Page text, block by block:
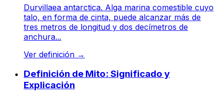
Durvillaea antarctica. Alga marina comestible cuyo
talo, en forma de cinta, puede alcanzar más de
tres metros de longitud y dos decímetros de
anchura...
Ver definición →
Definición de Mito: Significado y
Explicación